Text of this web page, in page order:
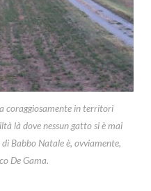
coraggiosamente in territori
là dove nessun gatto si è mai
Babbo Natale è, ovviamente,
De Gama.